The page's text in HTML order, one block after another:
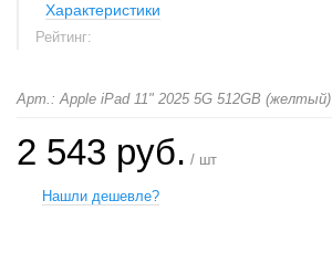
Характеристики
Рейтинг:
Арт.: Apple iPad 11" 2025 5G 512GB (желтый)
2 543 руб. / шт
Нашли дешевле?